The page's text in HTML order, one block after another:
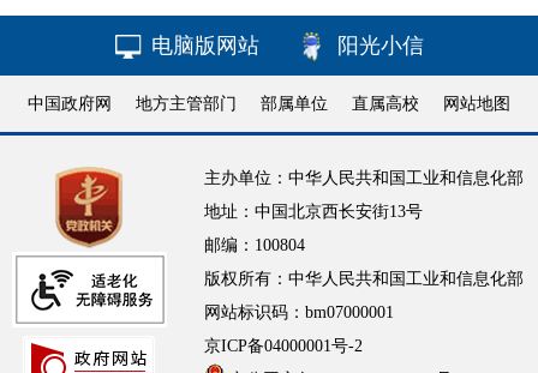
电脑版网站 阳光小信
中国政府网 地方主管部门 部属单位 直属高校 网站地图
主办单位：中华人民共和国工业和信息化部
地址：中国北京西长安街13号
邮编：100804
版权所有：中华人民共和国工业和信息化部
网站标识码：bm07000001
京ICP备04000001号-2